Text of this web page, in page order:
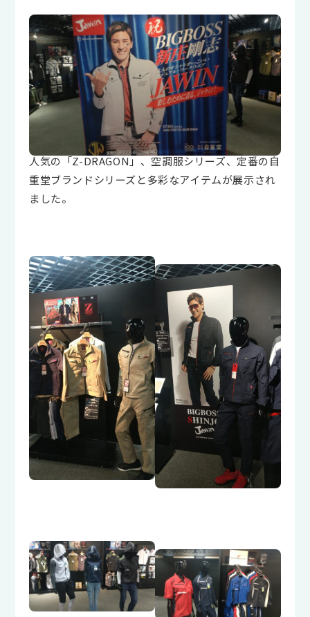
人気の「Z-DRAGON」、空調服シリーズ、定番の自
重堂ブランドシリーズと多彩なアイテムが展示され
ました。